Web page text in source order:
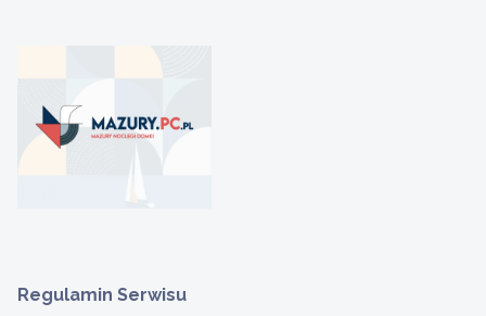
Regulamin Serwisu